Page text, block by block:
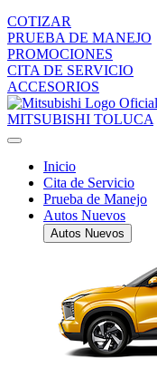
COTIZAR
PRUEBA DE MANEJO
PROMOCIONES
CITA DE SERVICIO
ACCESORIOS
MITSUBISHI TOLUCA
Inicio
Cita de Servicio
Prueba de Manejo
Autos Nuevos
Autos Nuevos